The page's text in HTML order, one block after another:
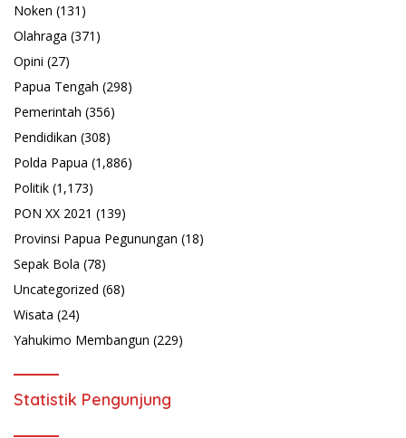
Noken (131)
Olahraga (371)
Opini (27)
Papua Tengah (298)
Pemerintah (356)
Pendidikan (308)
Polda Papua (1,886)
Politik (1,173)
PON XX 2021 (139)
Provinsi Papua Pegunungan (18)
Sepak Bola (78)
Uncategorized (68)
Wisata (24)
Yahukimo Membangun (229)
Statistik Pengunjung